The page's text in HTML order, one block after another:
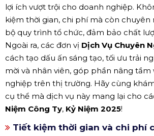
lợi ích vượt trội cho doanh nghiệp.
kiệm thời gian, chi phí mà còn chuyên
bộ quy trình tổ chức, đảm bảo chất
Ngoài ra, các đơn vị Dịch Vụ Chuyên
cách tạo dấu ấn sáng tạo, tối ưu trải
mời và nhân viên, góp phần nâng tầm
nghiệp trên thị trường. Hãy cùng
cụ thể mà dịch vụ này mang lại cho
Niệm Công Ty, Kỷ Niệm 2025!
Tiết kiệm thời gian và chi phí